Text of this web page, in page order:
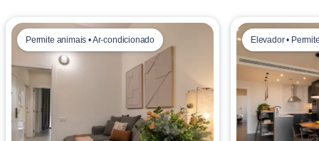
Permite animais • Ar-condicionado Elevador •